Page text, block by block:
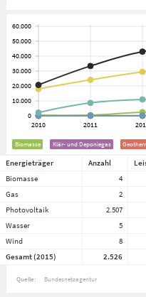
Biomasse Klär- und Deponiegas
Energieträger Anzahl
Biomasse
4
Gas
2
Photovoltaik
2.507
Wasser
5
Wind
8
Gesamt (2015)
2.526
Quelle: Bundesnetzagentur